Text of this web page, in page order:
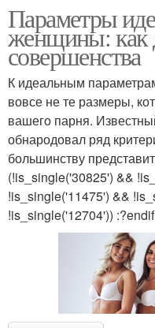
Параметры
женщины: как
совершенства
К идеальным
вовсе не те размеры,
вашего парня.
обнародовал ряд
большинству
(!is_single('30825') &&
!is_single('11475') &&
!is_single('12704'))